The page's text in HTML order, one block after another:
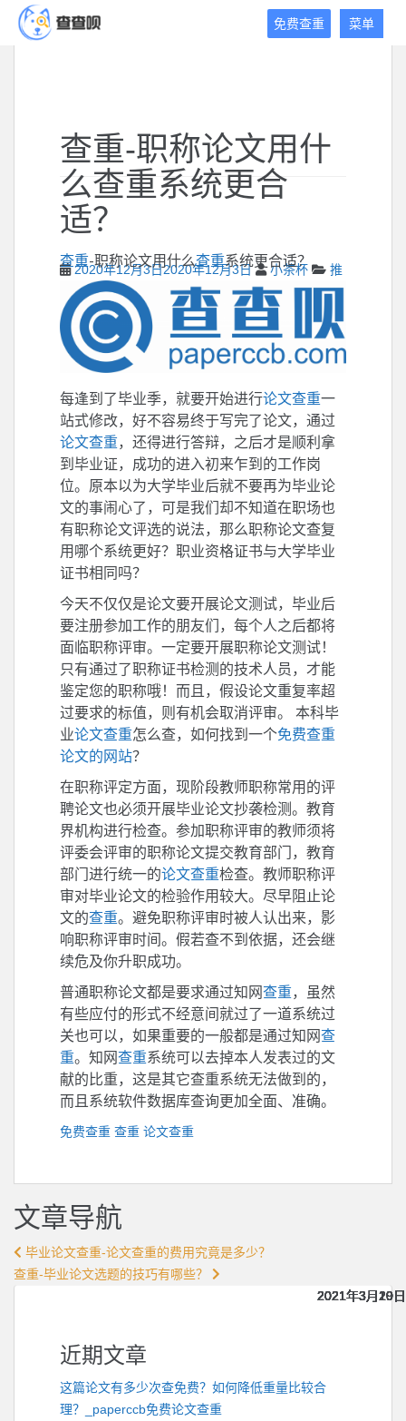
菜单
免费查重
查重-职称论文用什
么查重系统更合
适？
2020年12月3日2020年12月3日 小茶杯 推
荐阅读,查重技巧
查重-职称论文用什么查重系统更合适？
每逢到了毕业季，就要开始进行论文查重一
站式修改，好不容易终于写完了论文，通过
论文查重，还得进行答辩，之后才是顺利拿
到毕业证，成功的进入初来乍到的工作岗
位。原本以为大学毕业后就不要再为毕业论
文的事闹心了，可是我们却不知道在职场也
有职称论文评选的说法，那么职称论文查复
用哪个系统更好？职业资格证书与大学毕业
证书相同吗？
今天不仅仅是论文要开展论文测试，毕业后
要注册参加工作的朋友们，每个人之后都将
面临职称评审。一定要开展职称论文测试！
只有通过了职称证书检测的技术人员，才能
鉴定您的职称哦！而且，假设论文重复率超
过要求的标值，则有机会取消评审。 本科毕
业论文查重怎么查，如何找到一个免费查重
论文的网站？
在职称评定方面，现阶段教师职称常用的评
聘论文也必须开展毕业论文抄袭检测。教育
界机构进行检查。参加职称评审的教师须将
评委会评审的职称论文提交教育部门，教育
部门进行统一的论文查重检查。教师职称评
审对毕业论文的检验作用较大。尽早阻止论
文的查重。避免职称评审时被人认出来，影
响职称评审时间。假若查不到依据，还会继
续危及你升职成功。
普通职称论文都是要求通过知网查重，虽然
有些应付的形式不经意间就过了一道系统过
关也可以，如果重要的一般都是通过知网查
重。知网查重系统可以去掉本人发表过的文
献的比重，这是其它查重系统无法做到的，
而且系统软件数据库查询更加全面、准确。
免费查重 查重 论文查重
文章导航
毕业论文查重-论文查重的费用究竟是多少？
查重-毕业论文选题的技巧有哪些？
近期文章
这篇论文有多少次查免费？如何降低重量比较合
理？_paperccb免费论文查重
2021年3月20日
2021年3月20日
2021年3月20日
2021年3月20日
2021年3月20日
2021年3月19日
2021年3月19日
2021年3月19日
2021年3月19日
2021年3月19日